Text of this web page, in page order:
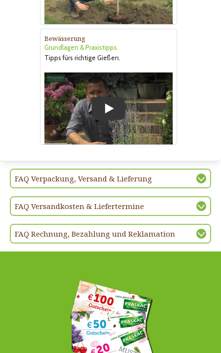
Bewässerung
Grundlagen & Praxistipps.
Tipps fürs richtige Gießen.
Play
FAQ Verpackung, Versand & Lieferung
FAQ Versandkosten & Liefertermine
FAQ Rechnung, Bezahlung und Reklamation